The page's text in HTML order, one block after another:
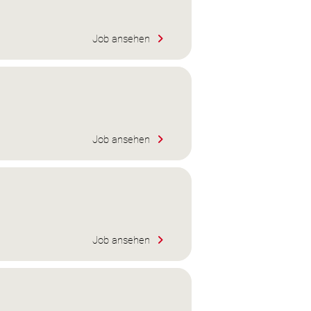
Job ansehen
Job ansehen
Job ansehen